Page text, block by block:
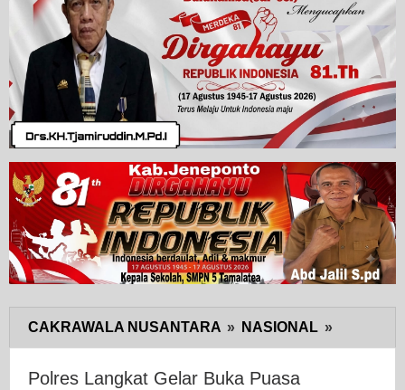
CAKRAWALA NUSANTARA » NASIONAL »
Langkat
Polres Langkat Gelar Buka Puasa